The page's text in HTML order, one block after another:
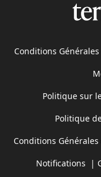
Conditions
Politique sur
Politique
Conditions
Notifications |